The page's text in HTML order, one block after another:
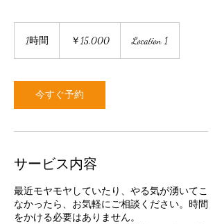
1時間 ￥15,000 Location 1
今すぐ予約
サービス内容
最近モヤモヤしていたり、やる気が湧いてこ
なかったら、お気軽にご相談ください。時間
をかける必要はありません。